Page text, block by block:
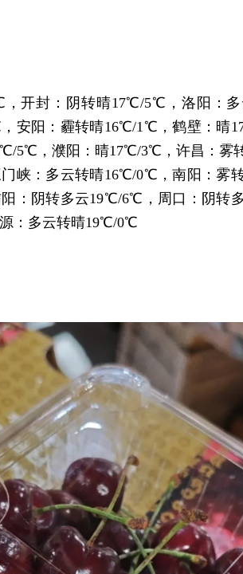
开封：阴转晴17℃/5℃，洛阳：
安阳：霾转晴16℃/1℃，鹤壁：晴
5℃，濮阳：晴17℃/3℃，许昌：雾
峡：多云转晴16℃/0℃，南阳：雾
：阴转多云19℃/6℃，周口：阴转
：多云转晴19℃/0℃